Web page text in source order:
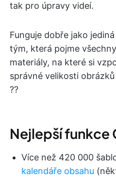
tak pro úpravy videí.
Funguje dobře jako
tým, která pojme
materiály, na které si
správné velikosti
?‍?
Nejlepší funkce
Více než 420 000
kalendáře obsahu